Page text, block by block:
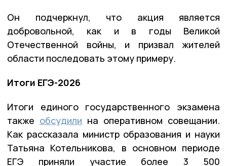
Он подчеркнул, что акция является
добровольной, как и в годы Великой
Отечественной войны, и призвал жителей
области последовать этому примеру.
Итоги ЕГЭ-2026
Итоги единого государственного экзамена
также обсудили на оперативном совещании.
Как рассказала министр образования и науки
Татьяна Котельникова, в основном периоде
ЕГЭ приняли участие более 3 500